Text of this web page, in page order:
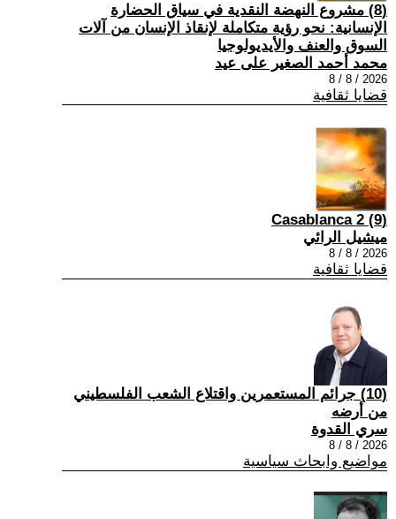
(8) مشروع النهضة النقدية في سياق الحضارة
الإنسانية: نحو رؤية متكاملة لإنقاذ الإنسان من آلات
السوق والعنف والأيديولوجيا
محمد أحمد الصغير على عيد
2026 / 8 / 8
قضايا ثقافية
(9) Casablanca 2
ميشيل الرائي
2026 / 8 / 8
قضايا ثقافية
(10) جرائم المستعمرين واقتلاع الشعب الفلسطيني
من أرضه
سري القدوة
2026 / 8 / 8
مواضيع وابحاث سياسية